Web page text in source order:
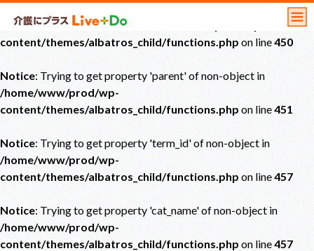
Notice: Undefined offset: 0 in
content/themes/albatros_child/functions.php on line450
Notice: Trying to get property 'parent' of non-object in
/home/www/prod/wp-
content/themes/albatros_child/functions.php on line451
Notice: Trying to get property 'term_id' of non-object in
/home/www/prod/wp-
content/themes/albatros_child/functions.php on line457
Notice: Trying to get property 'cat_name' of non-object in
/home/www/prod/wp-
content/themes/albatros_child/functions.php on line457